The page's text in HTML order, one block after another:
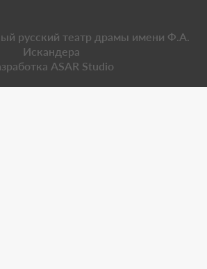
русский театр драмы имени Ф.А.
Искандера
ASAR Studio